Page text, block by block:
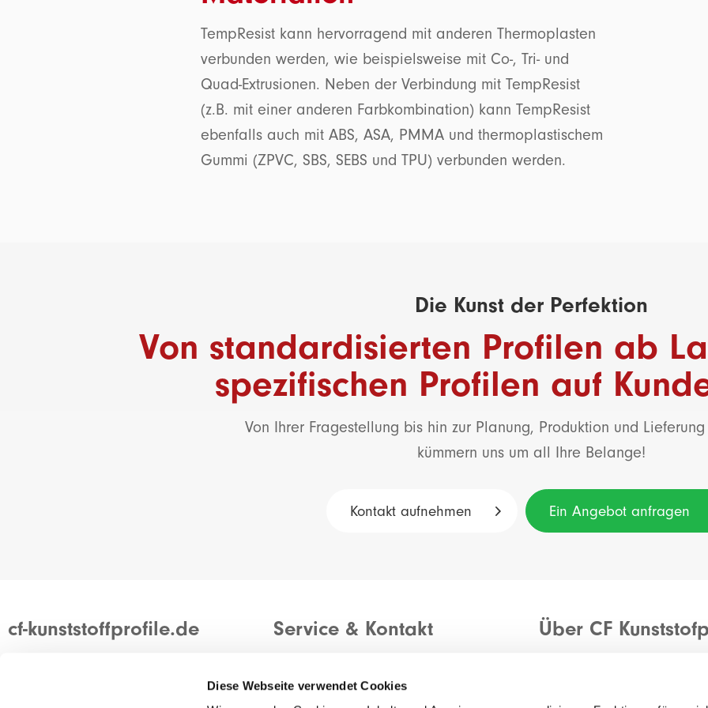
Diese Webseite verwendet Cookies
TempResist kann hervorragend mit anderen Thermoplasten
verbunden werden, wie beispielsweise mit Co-, Tri- und
Quad-Extrusionen. Neben der Verbindung mit TempResist
(z.B. mit einer anderen Farbkombination) kann TempResist
ebenfalls auch mit ABS, ASA, PMMA und thermoplastischem
Gummi (ZPVC, SBS, SEBS und TPU) verbunden werden.
Die Kunst der Perfektion
Von standardisierten Profilen ab
spezifischen Profilen auf
Von Ihrer Fragestellung bis hin zur Planung, Produktion und
kümmern uns um all Ihre Belange!
Kontakt aufnehmen Ein Angebot anfragen
cf-kunststoffprofile.de Service & Kontakt
Ein Angebot anfragen
Über CF